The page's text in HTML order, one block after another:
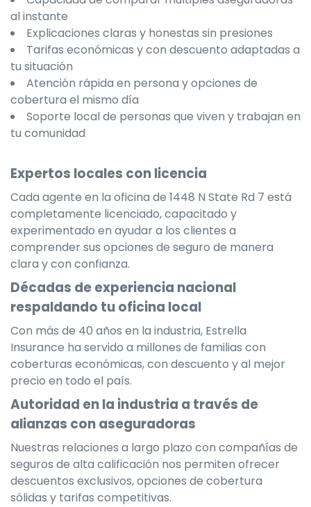
al instante
Explicaciones claras y honestas sin presiones
Tarifas económicas y con descuento adaptadas a
tu situación
Atención rápida en persona y opciones de
cobertura el mismo día
Soporte local de personas que viven y trabajan en
tu comunidad
Expertos locales con licencia
Cada agente en la oficina de 1448 N State Rd 7 está
completamente licenciado, capacitado y
experimentado en ayudar a los clientes a
comprender sus opciones de seguro de manera
clara y con confianza.
Décadas de experiencia nacional
respaldando tu oficina local
Con más de 40 años en la industria, Estrella
Insurance ha servido a millones de familias con
coberturas económicas, con descuento y al mejor
precio en todo el país.
Autoridad en la industria a través de
alianzas con aseguradoras
Nuestras relaciones a largo plazo con compañías de
seguros de alta calificación nos permiten ofrecer
descuentos exclusivos, opciones de cobertura
sólidas y tarifas competitivas.